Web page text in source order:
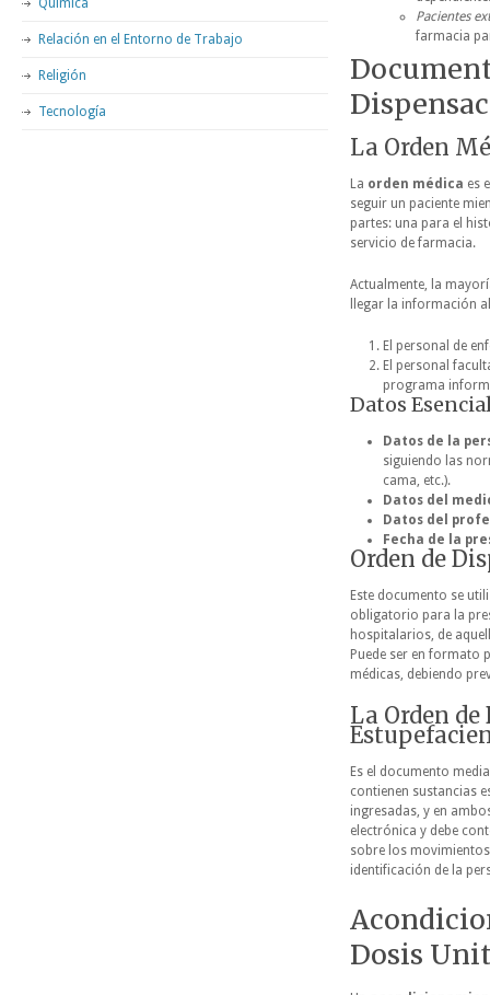
Pacientes
farmacia
La Orden
La orden médica es
seguir un paciente
partes: una para el
servicio de farmacia.
Actualmente, la
llegar la información
El personal de
El personal
programa
Datos
Datos de la
siguiendo las
cama, etc.).
Datos del
Datos del
Fecha de la
Orden de
Este documento se
obligatorio para la
hospitalarios, de
Puede ser en formato
médicas, debiendo
La Orden
Es el documento
contienen sustancias
ingresadas, y en
electrónica y debe
sobre los
identificación de la
Dosis
Química
Relación en el Entorno de Trabajo
Religión
Tecnología